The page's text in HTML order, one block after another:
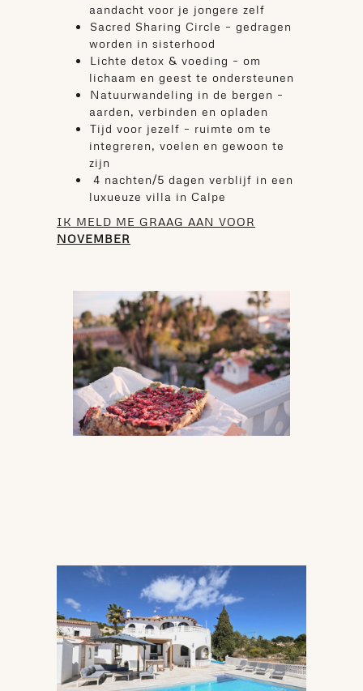
aandacht voor je jongere zelf
⁠Sacred Sharing Circle – gedragen
worden in sisterhood
⁠Lichte detox & voeding – om
lichaam en geest te ondersteunen
⁠Natuurwandeling in de bergen –
aarden, verbinden en opladen
⁠Tijd voor jezelf – ruimte om te
integreren, voelen en gewoon te
zijn
4 nachten/5 dagen verblijf in een
luxueuze villa in Calpe
IK MELD ME GRAAG AAN VOOR
NOVEMBER